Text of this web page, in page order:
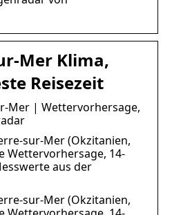
Mer Klima,
Reisezeit
Mer | Wettervorhersage,
sur-Mer (Okzitanien,
Wettervorhersage, 14-
aus der
sur-Mer (Okzitanien,